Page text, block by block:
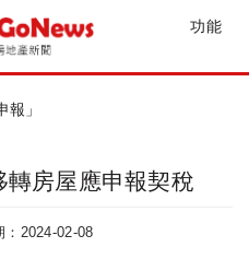
功能
」
房屋應申報契稅
：2024-02-08